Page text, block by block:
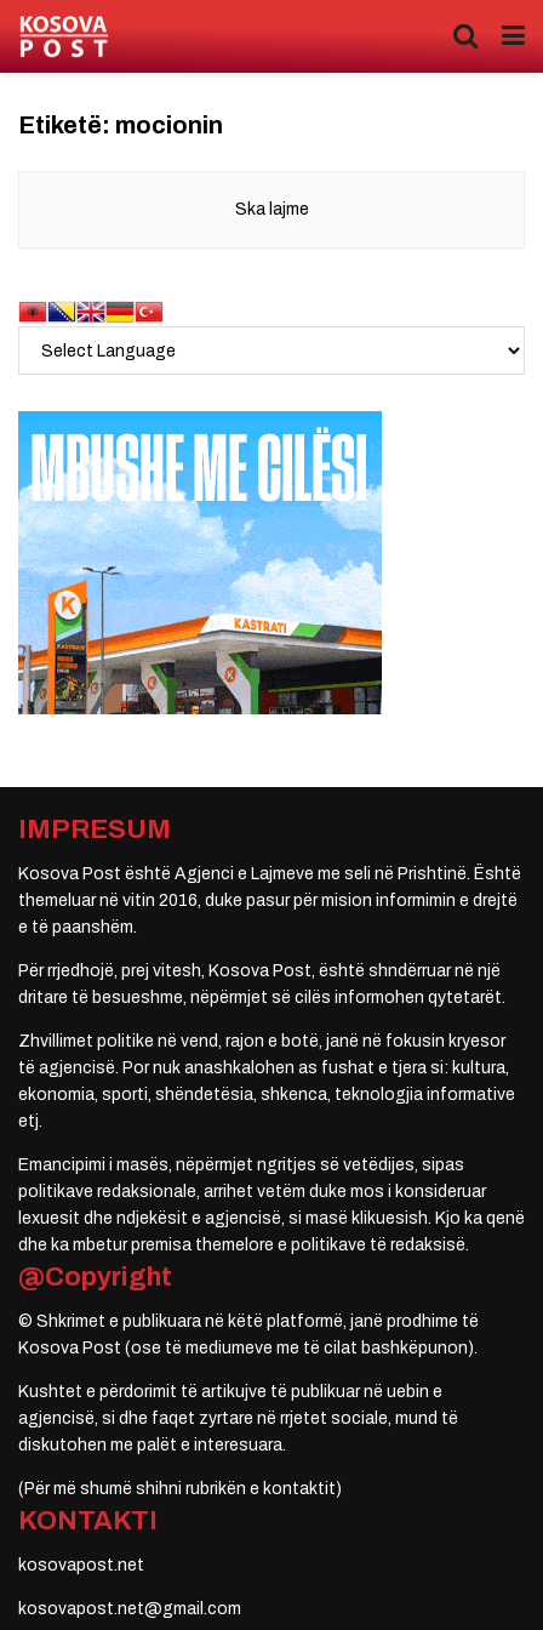
Etiketë: mocionin
Ska lajme
IMPRESUM
Kosova Post është Agjenci e Lajmeve me seli në Prishtinë. Është
themeluar në vitin 2016, duke pasur për mision informimin e drejtë
e të paanshëm.
Për rrjedhojë, prej vitesh, Kosova Post, është shndërruar në një
dritare të besueshme, nëpërmjet së cilës informohen qytetarët.
Zhvillimet politike në vend, rajon e botë, janë në fokusin kryesor
të agjencisë. Por nuk anashkalohen as fushat e tjera si: kultura,
ekonomia, sporti, shëndetësia, shkenca, teknologjia informative
etj.
Emancipimi i masës, nëpërmjet ngritjes së vetëdijes, sipas
politikave redaksionale, arrihet vetëm duke mos i konsideruar
lexuesit dhe ndjekësit e agjencisë, si masë klikuesish. Kjo ka qenë
dhe ka mbetur premisa themelore e politikave të redaksisë.
@Copyright
© Shkrimet e publikuara në këtë platformë, janë prodhime të
Kosova Post (ose të mediumeve me të cilat bashkëpunon).
Kushtet e përdorimit të artikujve të publikuar në uebin e
agjencisë, si dhe faqet zyrtare në rrjetet sociale, mund të
diskutohen me palët e interesuara.
(Për më shumë shihni rubrikën e kontaktit)
KONTAKTI
kosovapost.net
kosovapost.net@gmail.com